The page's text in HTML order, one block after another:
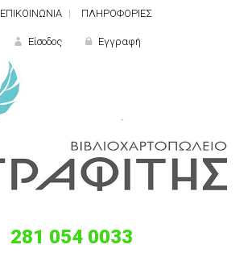
ΕΠΙΚΟΙΝΩΝΙΑ ΠΛΗΡΟΦΟΡΙΕΣ
Είσοδος Εγγραφή
281 054 0033